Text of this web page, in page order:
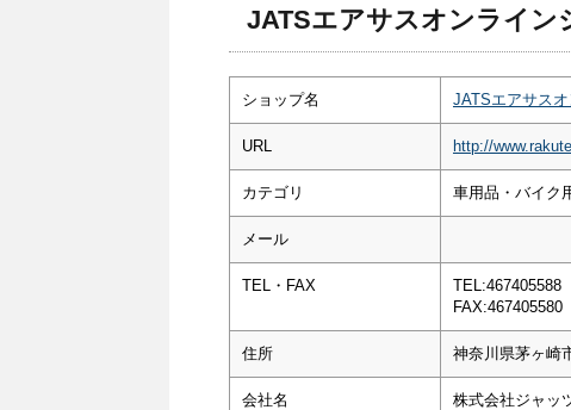
JATSエアサスオンライン
ショップ名 JATSエアサス
URL http://
カテゴリ 車用品・バイク
メール
TEL・FAX
TEL:467405588
FAX:467405580
住所 神奈川県茅ヶ崎
会社名 株式会社ジャッ